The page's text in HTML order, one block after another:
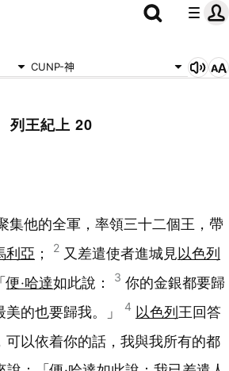
CUNP-神
列王紀上 20
集他的全軍，率領三十二個王，帶
利亞 ； 2 又差遣使者進城見以色列
便‧哈達如此說： 3 你的金銀都要歸
的也要歸我。」
4 以色列 王回答
可以依着你的話，我與我所有的都